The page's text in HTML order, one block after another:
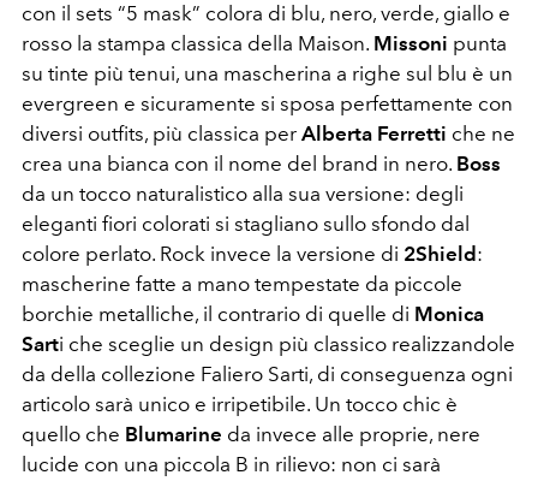
con il sets “5 mask” colora di blu, nero, verde, giallo e
rosso la stampa classica della Maison. Missoni punta
su tinte più tenui, una mascherina a righe sul blu è un
evergreen e sicuramente si sposa perfettamente con
diversi outfits, più classica per Alberta Ferretti che ne
crea una bianca con il nome del brand in nero. Boss
da un tocco naturalistico alla sua versione: degli
eleganti fiori colorati si stagliano sullo sfondo dal
colore perlato. Rock invece la versione di 2Shield :
mascherine fatte a mano tempestate da piccole
borchie metalliche, il contrario di quelle di Monica
Sarti che sceglie un design più classico realizzandole
da della collezione Faliero Sarti, di conseguenza ogni
articolo sarà unico e irripetibile. Un tocco chic è
quello che Blumarine da invece alle proprie, nere
lucide con una piccola B in rilievo: non ci sarà